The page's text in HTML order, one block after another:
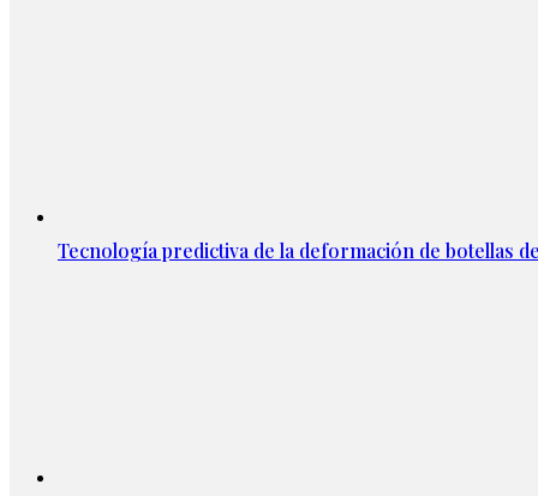
Tecnología predictiva de la deformación de botellas